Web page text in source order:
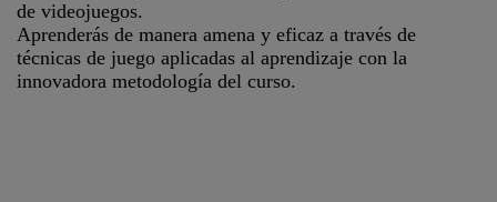
de videojuegos.
Aprenderás de manera amena y eficaz a través de
técnicas de juego aplicadas al aprendizaje con la
innovadora metodología del curso.